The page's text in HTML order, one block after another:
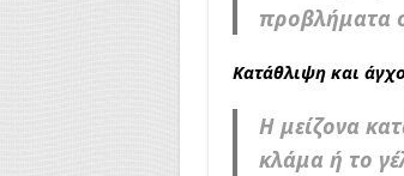
προβλήματα
Κατάθλιψη και
Η μείζονα
κλάμα ή το